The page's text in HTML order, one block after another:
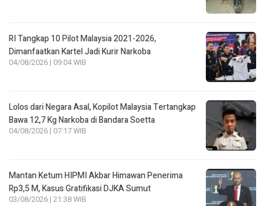
RI Tangkap 10 Pilot Malaysia 2021-2026,
Dimanfaatkan Kartel Jadi Kurir Narkoba
04/08/2026 | 09:04 WIB
Lolos dari Negara Asal, Kopilot Malaysia Tertangkap
Bawa 12,7 Kg Narkoba di Bandara Soetta
04/08/2026 | 07:17 WIB
Mantan Ketum HIPMI Akbar Himawan Penerima
Rp3,5 M, Kasus Gratifikasi DJKA Sumut
03/08/2026 | 21:38 WIB